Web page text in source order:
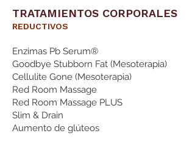
TRATAMIENTOS CORPORALES
REDUCTIVOS
Enzimas Pb Serum®
Goodbye Stubborn Fat (Mesoterapia)
Cellulite Gone (Mesoterapia)
Red Room Massage
Red Room Massage PLUS
Slim & Drain
Aumento de glúteos